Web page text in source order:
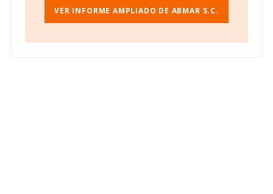
VER INFORME AMPLIADO DE ABMAR S.C.